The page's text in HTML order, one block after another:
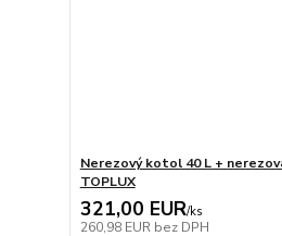
Nerezový kotol 40 L +
TOPLUX
321,00 EUR/ks
260,98 EUR bez DPH